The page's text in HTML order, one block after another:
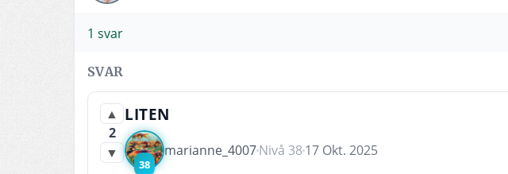
1 svar
SVAR
▲
2
▼
LITEN
38
marianne_4007Nivå 3817 Okt. 2025